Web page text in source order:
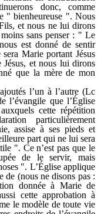
donc, comme
" bienheureuse ". Nous
et nous ne lui dirons
sans penser : " Le
est donné de sentir
Marie portant Jésus
et nous lui dirons
que la mère de mon
l’un à l’autre (Lc
l’évangile que l’Église
cette répétition
particulièrement
assise à ses pieds et
part qui ne lui sera
". Ce n’est pas que le
de le servir, mais
". L’Église applique
de (nous ne disons pas :
donnée à Marie de
cette approbation à
le modèle de toute vie